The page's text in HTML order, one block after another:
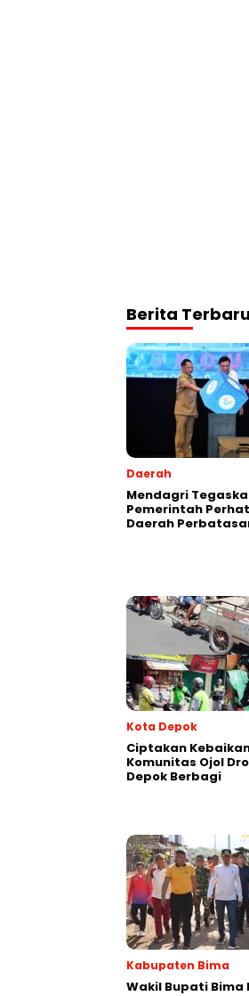
Berita Terbaru
Daerah
Mendagri
Pemerintah
Daerah
Kota Depok
Ciptakan
Komunitas Ojol
Depok Berbagi
Kabupaten Bima
Wakil Bupati Bima